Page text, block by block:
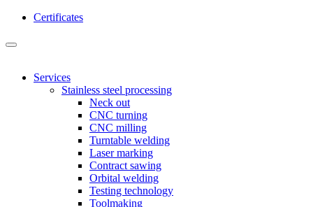
Certificates
Services
Stainless steel processing
Neck out
CNC turning
CNC milling
Turntable welding
Laser marking
Contract sawing
Orbital welding
Testing technology
Toolmaking